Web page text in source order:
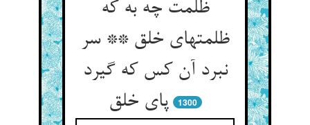
ظلمت چه به که
ظلمتهای خلق ** سر
نبرد آن کس که گیرد
پای خلق‌‌
1300